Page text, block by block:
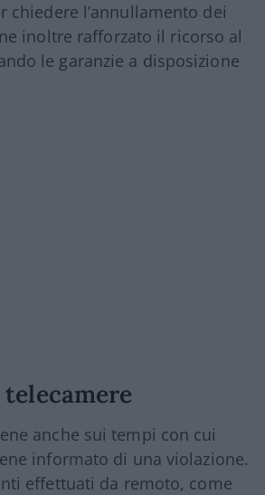
chiedere l’annullamento dei
inoltre rafforzato il ricorso al
le garanzie a disposizione
anche sui tempi con cui
informato di una violazione.
effettuati da remoto, come